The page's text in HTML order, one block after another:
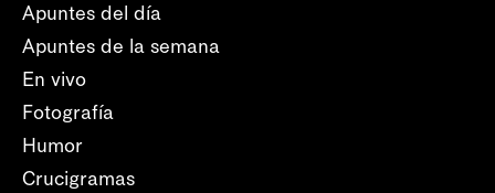
Apuntes del día
Apuntes de la semana
En vivo
Fotografía
Humor
Crucigramas